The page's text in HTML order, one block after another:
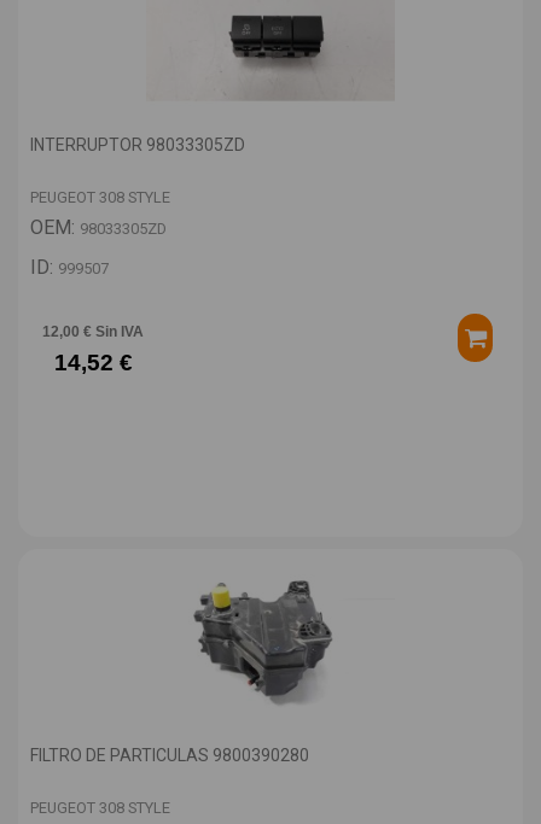
INTERRUPTOR 98033305ZD
PEUGEOT 308 STYLE
OEM: 98033305ZD
ID: 999507
12,00 € Sin IVA
14,52 €
FILTRO DE PARTICULAS 9800390280
PEUGEOT 308 STYLE